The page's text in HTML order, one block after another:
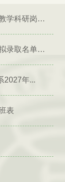
2026年北京大学社会学系教学科研岗位招聘启事
社会学系2026年博士招生拟录取名单公示（专项）
2027年...
表